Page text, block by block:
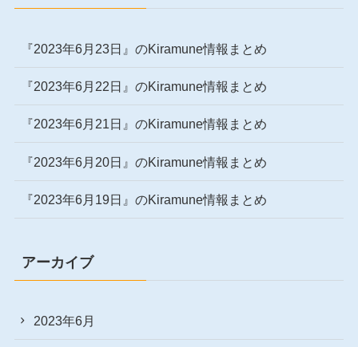
『2023年6月23日』のKiramune情報まとめ
『2023年6月22日』のKiramune情報まとめ
『2023年6月21日』のKiramune情報まとめ
『2023年6月20日』のKiramune情報まとめ
『2023年6月19日』のKiramune情報まとめ
アーカイブ
2023年6月